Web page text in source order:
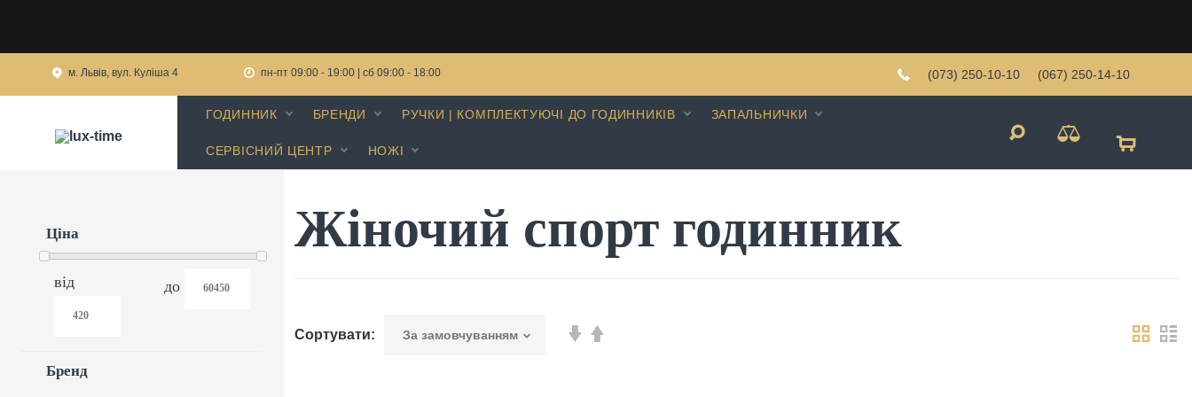
м. Львів, вул. Куліша 4 пн-пт 09:00 - 19:00 | сб 09:00 - 18:00 (073) 250-10-10 (067) 250-14-10
ГОДИННИК БРЕНДИ РУЧКИ | КОМПЛЕКТУЮЧІ ДО ГОДИННИКІВ ЗАПАЛЬНИЧКИ
СЕРВІСНИЙ ЦЕНТР НОЖІ
Ціна
від до
Бренд
Жіночий спорт годинник
Сортувати: